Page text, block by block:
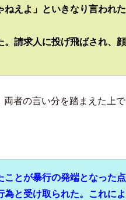
えよ」といきなり言われた
請求人に投げ飛ばされ、顔
者の言い分を踏まえた上
とが暴行の発端となった
と受け取られた。これに